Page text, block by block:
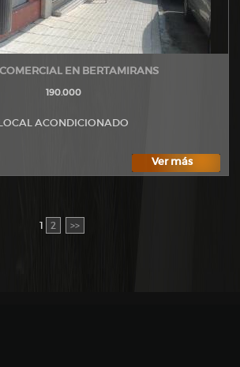
EN BERTAMIRANS
190.000
ACONDICIONADO
Ver más
1 2 >>